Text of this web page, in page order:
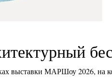
выставки МАРШоу 2026, на